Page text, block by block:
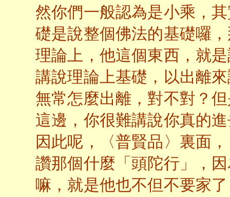
然你們一般認為是小乘，
礎是說整個佛法的基礎囉
理論上，他這個東西，就
講說理論上基礎，以出離
無常怎麼出離，對不對？
這邊，你很難講說你真的
因此呢，〈普賢品〉裏面
讚那個什麼「頭陀行」，
嘛，就是他也不但不要家